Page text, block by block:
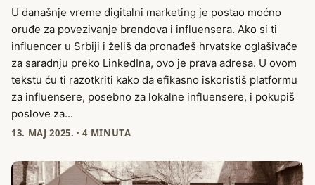
U današnje vreme digitalni marketing je postao moćno
oruđe za povezivanje brendova i influensera. Ako si ti
influencer u Srbiji i želiš da pronađeš hrvatske oglašivače
za saradnju preko LinkedIna, ovo je prava adresa. U ovom
tekstu ću ti razotkriti kako da efikasno iskoristiš platformu
za influensere, posebno za lokalne influensere, i pokupiš
poslove za...
13. МАЈ 2025. ·4 MINUTA